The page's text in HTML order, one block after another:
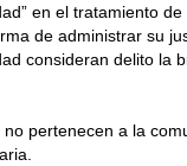
en el tratamiento
de administrar su
consideran delito la
pertenecen a la